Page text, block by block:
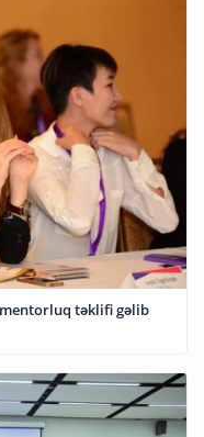
mentorluq təklifi gəlib